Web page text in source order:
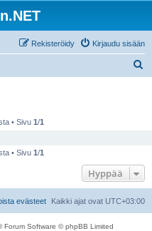
Kirjaudu sisään
Rekisteröidy
• Sivu 1/1
• Sivu 1/1
Hyppää
Kaikki ajat ovat UTC+03:00
evästeet
Forum Software © phpBB Limited